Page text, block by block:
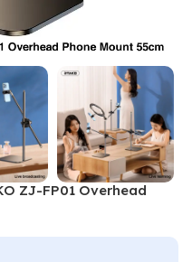
ZJ-FP01 Overhead